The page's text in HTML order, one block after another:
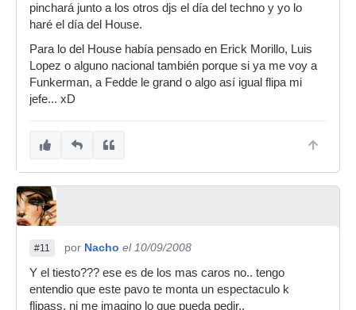
Por cierto, donde sera la fiesta?
pinchará junto a los otros djs el día del techno y yo lo
haré el día del House.
Para lo del House había pensado en Erick Morillo, Luis
Lopez o alguno nacional también porque si ya me voy a
Funkerman, a Fedde le grand o algo así igual flipa mi
jefe... xD
#11 por Nacho el 10/09/2008
Y el tiesto??? ese es de los mas caros no.. tengo
entendio que este pavo te monta un espectaculo k
flipass, ni me imagino lo que pueda pedir..